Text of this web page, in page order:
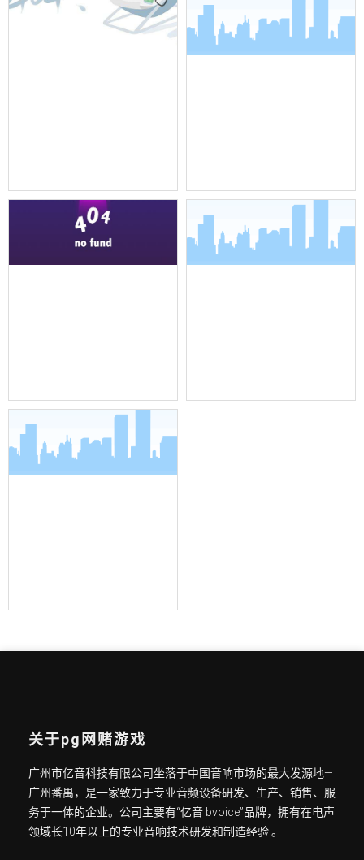
关于pg网赌游戏
广州市亿音科技有限公司坐落于中国音响市场的最大发源地—
广州番禺，是一家致力于专业音频设备研发、生产、销售、服
务于一体的企业。公司主要有“亿音 bvoice”品牌，拥有在电声
领域长10年以上的专业音响技术研发和制造经验 。